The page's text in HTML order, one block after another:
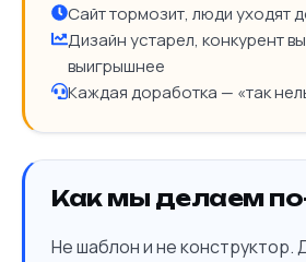
Сайт тормозит, люди уходят
Дизайн устарел, конкурент
выигрышнее
Каждая доработка — «так
Как мы делаем
Не шаблон и не конструктор.